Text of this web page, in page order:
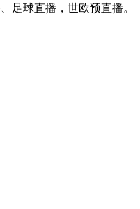
足球直播，世欧预直播。